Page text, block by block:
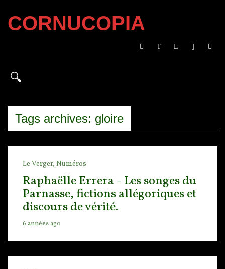
CORNUCOPIA
Tags archives: gloire
Le Verger, Numéros
Raphaëlle Errera - Les songes du
Parnasse, fictions allégoriques et
discours de vérité.
6 années ago